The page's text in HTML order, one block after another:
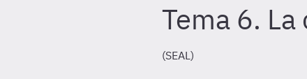
Tema 6. La
(SEAL)